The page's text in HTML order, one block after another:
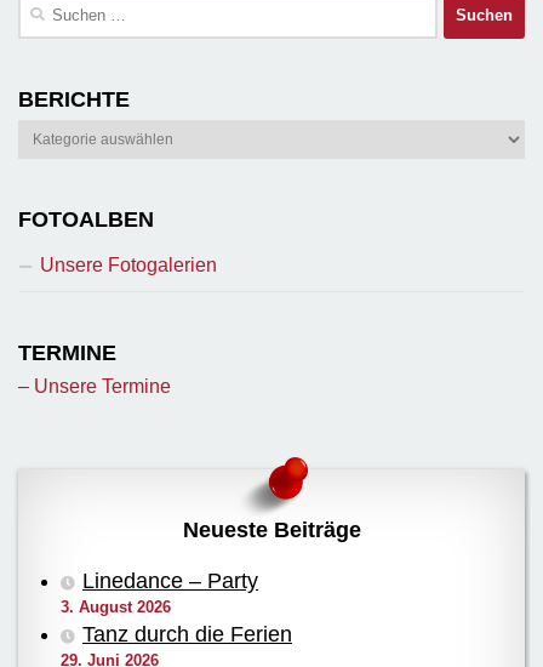
Suchen
BERICHTE
Berichte
FOTOALBEN
Unsere Fotogalerien
TERMINE
– Unsere Termine
Neueste Beiträge
Linedance – Party
3. August 2026
Tanz durch die Ferien
29. Juni 2026